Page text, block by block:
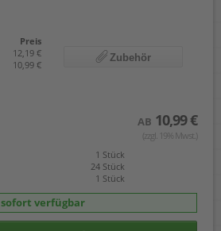
Preis
12,19 €
10,99 €
Zubehör
AB 10,99 €
(zzgl. 19% Mwst.)
1 Stück
24 Stück
1 Stück
sofort verfügbar